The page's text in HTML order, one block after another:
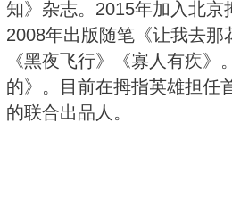
知》杂志。2015年加入北
2008年出版随笔《让我去
《黑夜飞行》《寡人有疾
的》。目前在拇指英雄担任
的联合出品人。